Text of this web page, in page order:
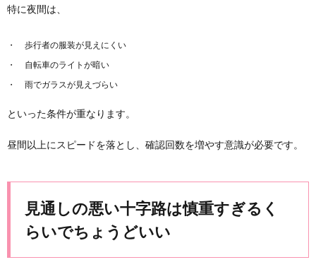
特に夜間は、
歩行者の服装が見えにくい
自転車のライトが暗い
雨でガラスが見えづらい
といった条件が重なります。
昼間以上にスピードを落とし、確認回数を増やす意識が必要です。
見通しの悪い十字路は慎重すぎるく
らいでちょうどいい